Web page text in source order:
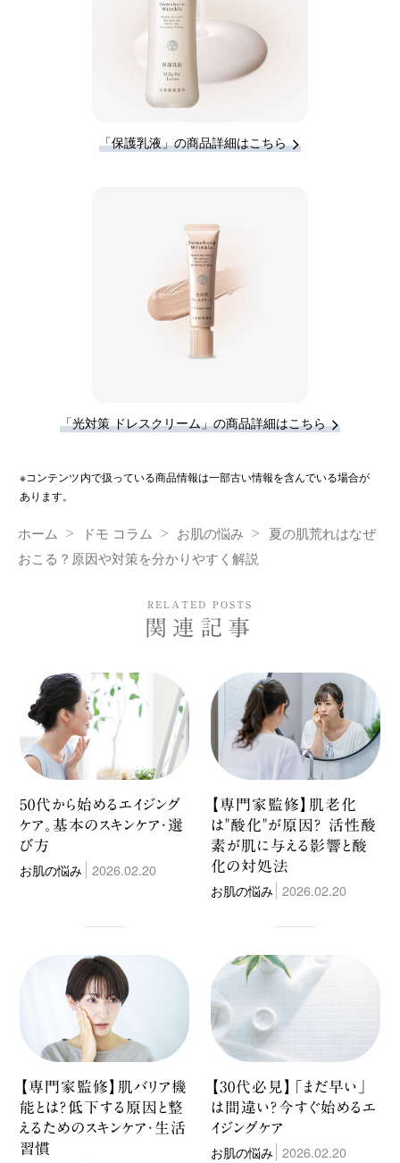
「保護乳液」の商品詳細はこちら
「光対策 ドレスクリーム」の商品詳細はこちら
※コンテンツ内で扱っている商品情報は一部古い情報を含んでいる場合が
あります。
ホーム ドモ コラム お肌の悩み
夏の肌荒れはなぜ
おこる？原因や対策を分かりやすく解説
RELATED POSTS
関連記事
50代から始めるエイジング
ケア。基本のスキンケア・選
び方
お肌の悩み 2026.02.20
【専門家監修】肌老化
は"酸化"が原因？ 活性酸
素が肌に与える影響と酸
化の対処法
お肌の悩み 2026.02.20
【専門家監修】肌バリア機
能とは？低下する原因と整
えるためのスキンケア・生活
習慣
【30代必見】「まだ早い」
は間違い？今すぐ始めるエ
イジングケア
お肌の悩み 2026.02.20